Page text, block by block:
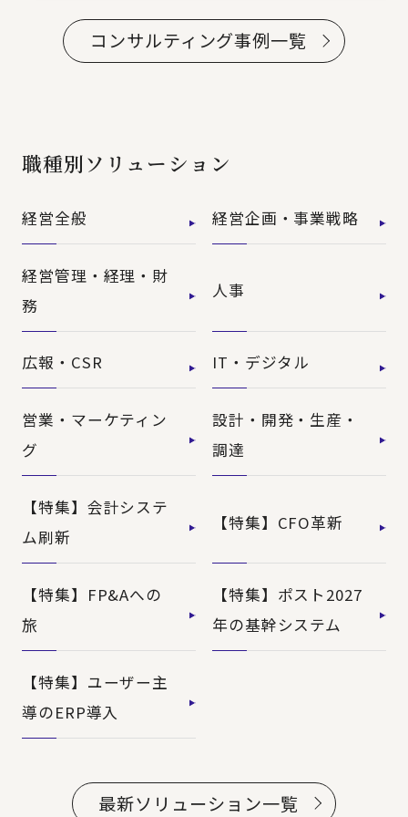
コンサルティング事例一覧
職種別ソリューション
経営全般 経営企画・事業戦略
経営管理・経理・財
務
人事
広報・CSR IT・デジタル
営業・マーケティン
グ
設計・開発・生産・
調達
【特集】会計システ
ム刷新
【特集】CFO革新
【特集】FP&Aへの
旅
【特集】ポスト2027
年の基幹システム
【特集】ユーザー主
導のERP導入
最新ソリューション一覧